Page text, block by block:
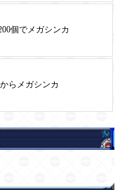
個でメガシンカ
らメガシンカ